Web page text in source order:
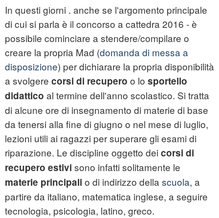
In questi giorni . anche se l'argomento principale
di cui si parla è il concorso a cattedra 2016 - è
possibile cominciare a stendere/compilare o
creare la propria Mad (domanda di messa a
disposizione) per dichiarare la propria disponibilità
a svolgere corsi di recupero o lo sportello
didattico al termine dell'anno scolastico. Si tratta
di alcune ore di insegnamento di materie di base
da tenersi alla fine di giugno o nel mese di luglio,
lezioni utili ai ragazzi per superare gli esami di
riparazione. Le discipline oggetto dei corsi di
recupero estivi sono infatti solitamente le
materie principali o di indirizzo della scuola, a
partire da italiano, matematica inglese, a seguire
tecnologia, psicologia, latino, greco.